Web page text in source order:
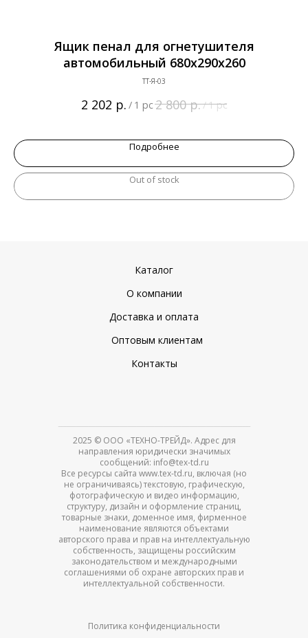
Ящик пенал для огнетушителя
автомобильный 680х290х260
ТТ-Я-03
2 202 р. / 1 pc2 800 р./1 pc
Подробнее
Out of stock
Каталог
О компании
Оптовым клиентам
Доставка и оплата
Контакты
2025 © ООО «ТЕХНО-ТРЕЙД». Адрес для
направления юридически значимых
сообщений: info@tex-td.ru
Все ресурсы сайта www.tex-td.ru, включая (но
не ограничиваясь) текстовую, графическую,
фотографическую и видео информацию,
структуру, дизайн и оформление страниц,
товарные знаки, доменное имя, фирменное
наименование являются объектами
авторского права и прав на интеллектуальную
собственность, защищены российским
законодательством и международными
соглашениями об охране авторских прав и
интеллектуальной собственности.
Политика конфиденциальности